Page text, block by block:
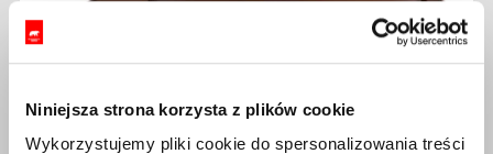
Niniejsza strona korzysta z plików cookie
Wykorzystujemy pliki cookie do spersonalizowania treści